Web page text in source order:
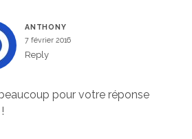
ANTHONY
7 février 2016
Reply
pour votre réponse